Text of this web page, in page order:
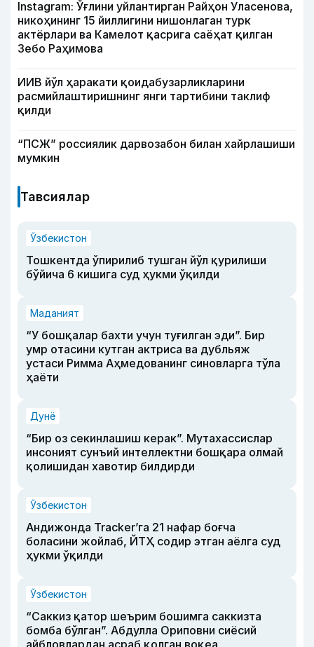
Instagram: Ўғлини уйлантирган Райҳон Уласенова,
никоҳининг 15 йиллигини нишонлаган турк
актёрлари ва Камелот қасрига саёҳат қилган
Зебо Раҳимова
ИИВ йўл ҳаракати қоидабузарликларини
расмийлаштиришнинг янги тартибини таклиф
қилди
“ПСЖ” россиялик дарвозабон билан хайрлашиши
мумкин
Тавсиялар
Ўзбекистон
Тошкентда ўпирилиб тушган йўл қурилиши
бўйича 6 кишига суд ҳукми ўқилди
Маданият
“У бошқалар бахти учун туғилган эди”. Бир
умр отасини кутган актриса ва дубльяж
устаси Римма Аҳмедованинг синовларга тўла
ҳаёти
Дунё
“Бир оз секинлашиш керак”. Мутахассислар
инсоният сунъий интеллектни бошқара олмай
қолишидан хавотир билдирди
Ўзбекистон
Андижонда Tracker’га 21 нафар боғча
боласини жойлаб, ЙТҲ содир этган аёлга суд
ҳукми ўқилди
Ўзбекистон
“Саккиз қатор шеърим бошимга саккизта
бомба бўлган”. Абдулла Ориповни сиёсий
айбловлардан асраб қолган воқеа